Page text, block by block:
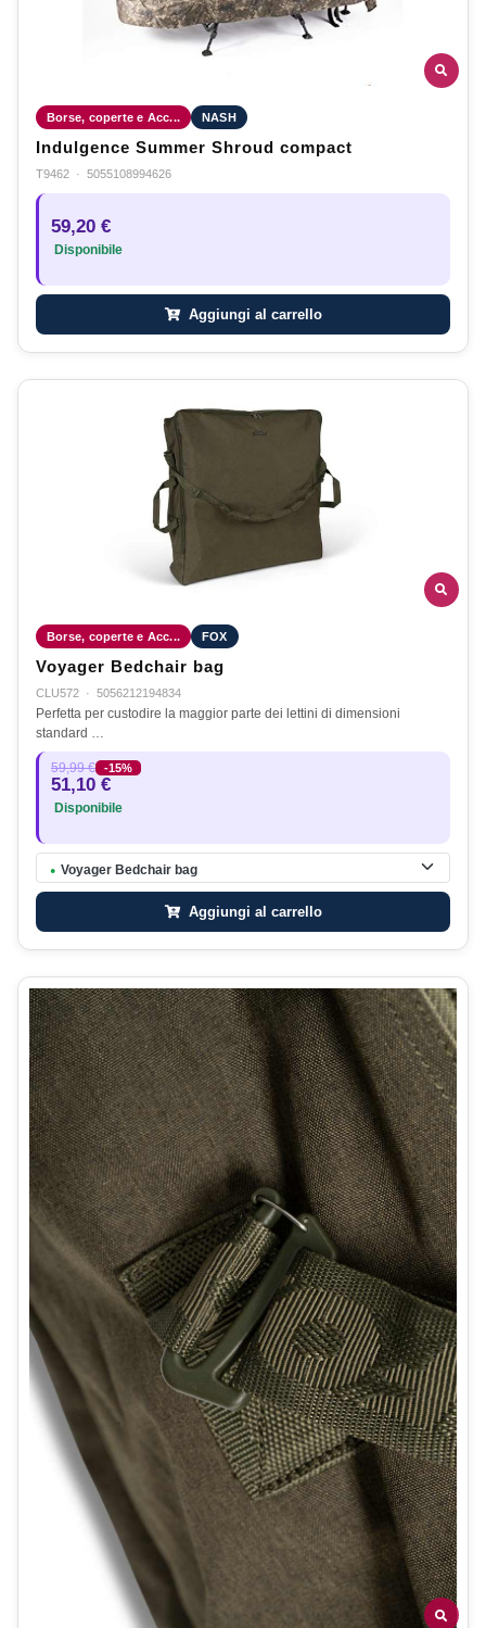
Borse, coperte e Acc... NASH
Indulgence Summer Shroud compact
T9462 · 5055108994626
59,20 €
Disponibile
Aggiungi al carrello
Borse, coperte e Acc... FOX
Voyager Bedchair bag
CLU572 · 5056212194834
Perfetta per custodire la maggior parte dei lettini di dimensioni
standard …
59,99 € -15%
51,10 €
Disponibile
● Voyager Bedchair bag
Aggiungi al carrello